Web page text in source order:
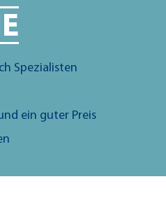
Spezialisten
ein guter Preis